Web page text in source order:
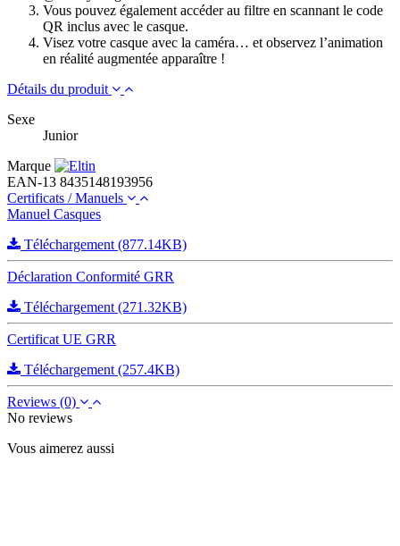
Vous pouvez également accéder au filtre en scannant le code
QR inclus avec le casque.
Visez votre casque avec la caméra… et observez l’animation
en réalité augmentée apparaître !
Détails du produit
Sexe
Junior
Marque
EAN-13 8435148193956
Certificats / Manuels
Manuel Casques
Téléchargement (877.14KB)
Déclaration Conformité GRR
Téléchargement (271.32KB)
Certificat UE GRR
Téléchargement (257.4KB)
Reviews (0)
No reviews
Vous aimerez aussi